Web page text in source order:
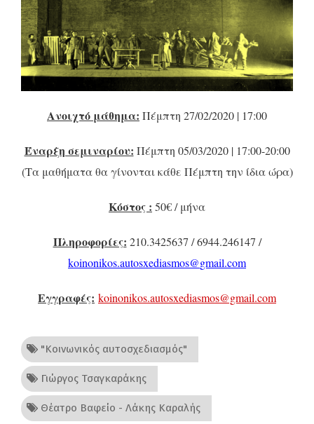
Ανοιχτό μάθημα: Πέμπτη 27/02/2020 | 17:00
Έναρξη σεμιναρίου: Πέμπτη 05/03/2020 | 17:00-20:00
(Τα μαθήματα θα γίνονται κάθε Πέμπτη την ίδια ώρα)
Κόστος : 50€ / μήνα
Πληροφορίες: 210.3425637 / 6944.246147 /
koinonikos.autosxediasmos@gmail.com
Εγγραφές: koinonikos.autosxediasmos@gmail.com
"Κοινωνικός αυτοσχεδιασμός"
Γιώργος Τσαγκαράκης
Θέατρο Βαφείο - Λάκης Καραλής